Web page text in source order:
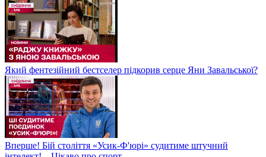
Який фентезійний бестселер підкорив серце Яни Завальської?
Вперше! Бій століття «Усик-Ф'юрі» судитиме штучний